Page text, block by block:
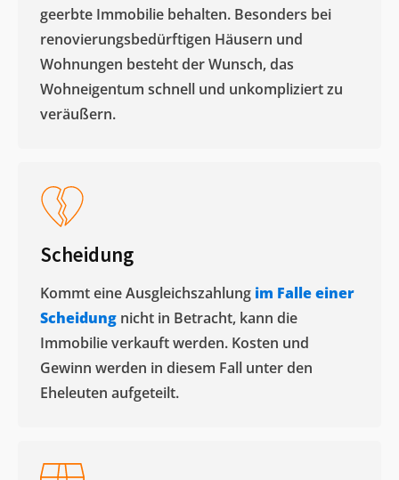
geerbte Immobilie behalten. Besonders bei
renovierungsbedürftigen Häusern und
Wohnungen besteht der Wunsch, das
Wohneigentum schnell und unkompliziert zu
veräußern. ​
Scheidung
Kommt eine Ausgleichszahlung im Falle einer
Scheidung nicht in Betracht, kann die
Immobilie verkauft werden. Kosten und
Gewinn werden in diesem Fall unter den
Eheleuten aufgeteilt.​